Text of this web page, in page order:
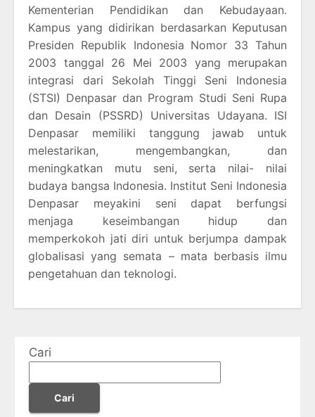
Kementerian Pendidikan dan Kebudayaan.
Kampus yang didirikan berdasarkan Keputusan
Presiden Republik Indonesia Nomor 33 Tahun
2003 tanggal 26 Mei 2003 yang merupakan
integrasi dari Sekolah Tinggi Seni Indonesia
(STSI) Denpasar dan Program Studi Seni Rupa
dan Desain (PSSRD) Universitas Udayana. ISI
Denpasar memiliki tanggung jawab untuk
melestarikan, mengembangkan, dan
meningkatkan mutu seni, serta nilai- nilai
budaya bangsa Indonesia. Institut Seni Indonesia
Denpasar meyakini seni dapat berfungsi
menjaga keseimbangan hidup dan
memperkokoh jati diri untuk berjumpa dampak
globalisasi yang semata – mata berbasis ilmu
pengetahuan dan teknologi.
Cari
Cari